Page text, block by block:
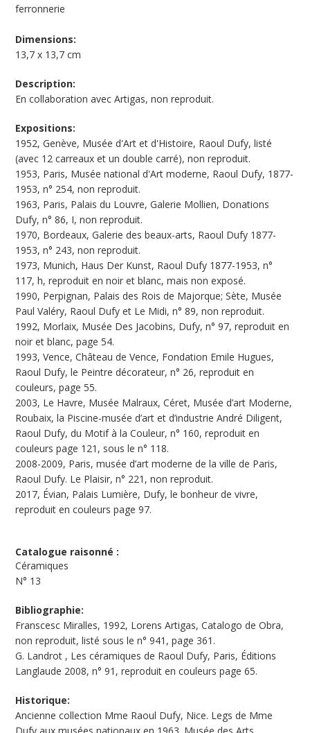
ferronnerie
Dimensions:
13,7 x 13,7 cm
Description:
En collaboration avec Artigas, non reproduit.
Expositions:
1952, Genève, Musée d'Art et d'Histoire, Raoul Dufy, listé
(avec 12 carreaux et un double carré), non reproduit.
1953, Paris, Musée national d'Art moderne, Raoul Dufy, 1877-
1953, n° 254, non reproduit.
1963, Paris, Palais du Louvre, Galerie Mollien, Donations
Dufy, n° 86, I, non reproduit.
1970, Bordeaux, Galerie des beaux-arts, Raoul Dufy 1877-
1953, n° 243, non reproduit.
1973, Munich, Haus Der Kunst, Raoul Dufy 1877-1953, n°
117, h, reproduit en noir et blanc, mais non exposé.
1990, Perpignan, Palais des Rois de Majorque; Sète, Musée
Paul Valéry, Raoul Dufy et Le Midi, n° 89, non reproduit.
1992, Morlaix, Musée Des Jacobins, Dufy, n° 97, reproduit en
noir et blanc, page 54.
1993, Vence, Château de Vence, Fondation Emile Hugues,
Raoul Dufy, le Peintre décorateur, n° 26, reproduit en
couleurs, page 55.
2003, Le Havre, Musée Malraux, Céret, Musée d’art Moderne,
Roubaix, la Piscine-musée d’art et d’industrie André Diligent,
Raoul Dufy, du Motif à la Couleur, n° 160, reproduit en
couleurs page 121, sous le n° 118.
2008-2009, Paris, musée d’art moderne de la ville de Paris,
Raoul Dufy. Le Plaisir, n° 221, non reproduit.
2017, Évian, Palais Lumière, Dufy, le bonheur de vivre,
reproduit en couleurs page 97.
Catalogue raisonné :
Céramiques
N° 13
Bibliographie:
Franscesc Miralles, 1992, Lorens Artigas, Catalogo de Obra,
non reproduit, listé sous le n° 941, page 361.
G. Landrot , Les céramiques de Raoul Dufy, Paris, Éditions
Langlaude 2008, n° 91, reproduit en couleurs page 65.
Historique:
Ancienne collection Mme Raoul Dufy, Nice. Legs de Mme